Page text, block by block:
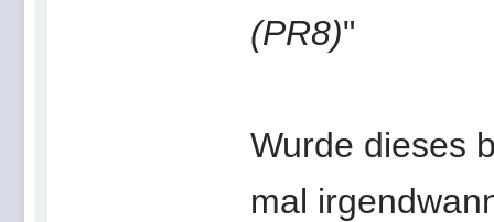
(PR8)"
Wurde dieses
mal